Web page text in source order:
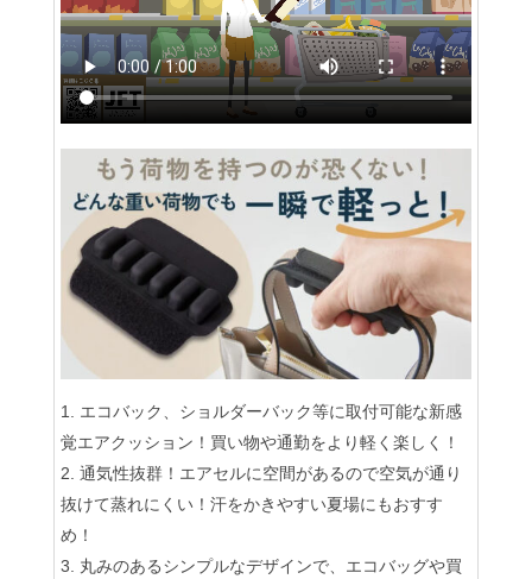
エコバック、ショルダーバック等に取付可能な新感
覚エアクッション！買い物や通勤をより軽く楽しく！
通気性抜群！エアセルに空間があるので空気が通り
抜けて蒸れにくい！汗をかきやすい夏場にもおすす
め！
丸みのあるシンプルなデザインで、エコバッグや買